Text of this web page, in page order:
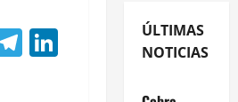
Telegram
LinkedInÚLTIMAS
NOTICIAS